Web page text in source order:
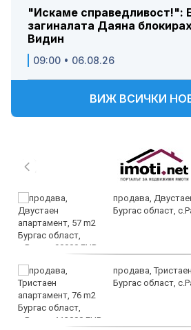
"Искаме справедливост!":
загиналата Даяна
Видин
09:00 • 06.08.26
ВИЖ ВСИЧКИ
продава,
Бургас област,
продава,
Бургас област,